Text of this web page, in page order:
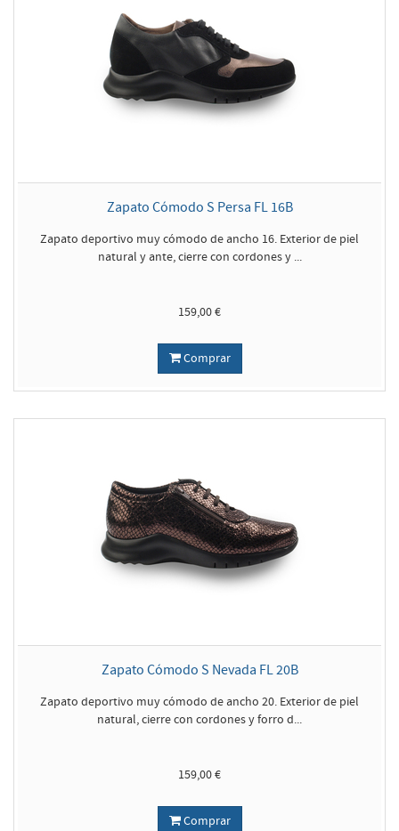
Zapato Cómodo S Persa FL 16B
Zapato deportivo muy cómodo de ancho 16. Exterior de piel
natural y ante, cierre con cordones y ...
159,00 €
Comprar
Zapato Cómodo S Nevada FL 20B
Zapato deportivo muy cómodo de ancho 20. Exterior de piel
natural, cierre con cordones y forro d...
159,00 €
Comprar